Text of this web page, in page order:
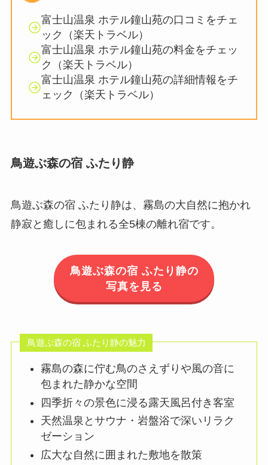
富士山温泉 ホテル鐘山苑の口コミをチェ
ック（楽天トラベル）
富士山温泉 ホテル鐘山苑の料金をチェッ
ク（楽天トラベル）
富士山温泉 ホテル鐘山苑の詳細情報をチ
ェック（楽天トラベル）
鳥遊ぶ森の宿 ふたり静
鳥遊ぶ森の宿 ふたり静は、霧島の大自然に抱かれ
静寂と癒しに包まれる全5棟の離れ宿です。
鳥遊ぶ森の宿 ふたり静の
写真を見る
鳥遊ぶ森の宿 ふたり静の魅力
霧島の森に佇む鳥のさえずりや風の音に
包まれた静かな空間
四季折々の景色に浸る露天風呂付き客室
天然温泉とサウナ・岩盤浴で深いリラク
ゼーション
広大な自然に囲まれた敷地を散策